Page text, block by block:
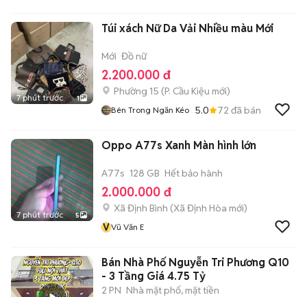
7 phút trước 1
Túi xách Nữ Da Vải Nhiều màu Mới
Mới Đồ nữ
2.200.000 đ
Phường 15 (P. Cầu Kiệu mới)
Bên Trong Ngăn Kéo 5.0 72 đã bán
7 phút trước 5
Oppo A77s Xanh Màn hình lớn
A77s 128 GB Hết bảo hành
2.000.000 đ
Xã Định Bình (Xã Định Hòa mới)
VVũ Văn E
Bán Nhà Phố Nguyễn Tri Phương Q10
- 3 Tầng Giá 4.75 Tỷ
2 PN Nhà mặt phố, mặt tiền